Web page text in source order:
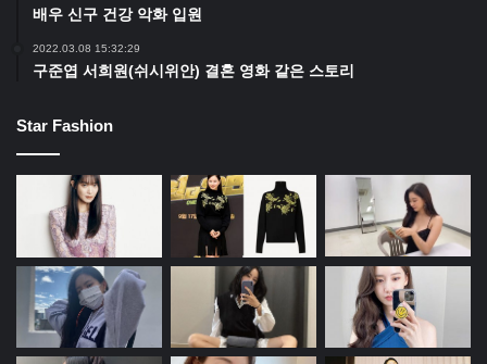
배우 신구 건강 악화 입원
2022.03.08 15:32:29
구준엽 서희원(쉬시위안) 결혼 영화 같은 스토리
Star Fashion